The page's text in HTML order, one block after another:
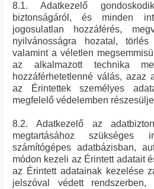
8.1. Adatkezelő
biztonságáról, és minden
jogosulatlan hozzáférés,
nyilvánosságra hozatal, törlés
valamint a véletlen
az alkalmazott technika
hozzáférhetetlenné válás, azaz
az Érintettek személyes
megfelelő védelemben
8.2. Adatkezelő az
megtartásához szükséges
számítógépes adatbázisban,
módon kezeli az Érintett adatait
az Érintett adatainak kezelése
jelszóval védett rendszerben,